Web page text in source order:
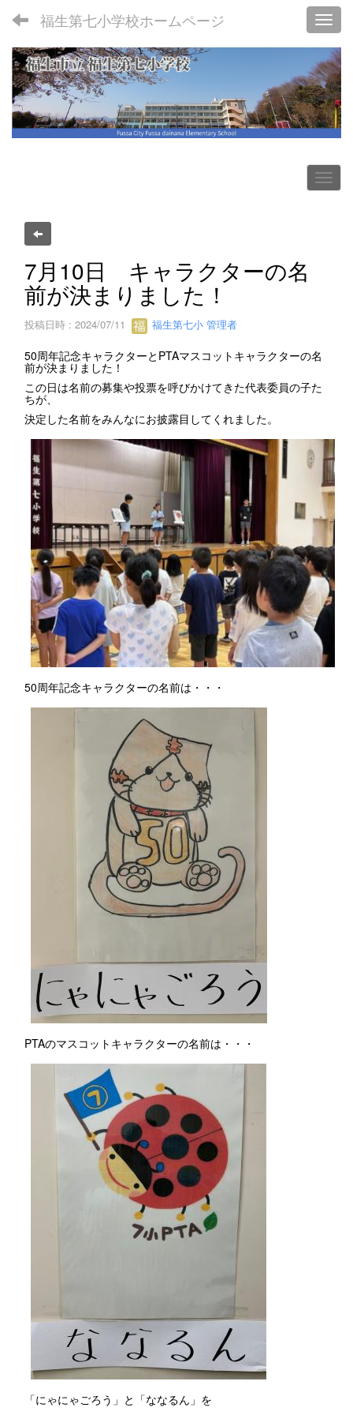
福生第七小学校ホームページ
7月10日 キャラクターの名
前が決まりました！
投稿日時 : 2024/07/11 福生第七小 管理者
50周年記念キャラクターとPTAマスコットキャラクターの名
前が決まりました！
この日は名前の募集や投票を呼びかけてきた代表委員の子た
ちが、
決定した名前をみんなにお披露目してくれました。
50周年記念キャラクターの名前は・・・
PTAのマスコットキャラクターの名前は・・・
「にゃにゃごろう」と「ななるん」を